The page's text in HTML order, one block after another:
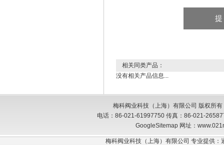
相关同类产品：
没有相关产品信息...
梅科阀业科技（上海）有限公司 版权所
电话：86-021-61997750 传真：86-021-
GoogleSitemap网址：
梅科阀业科技（上海）有限公司 专业提供